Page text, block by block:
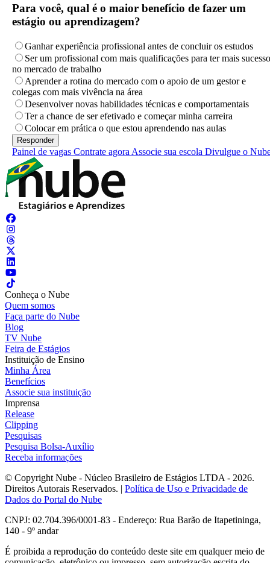
Para você, qual é o maior benefício de fazer um
estágio ou aprendizagem?
Ganhar experiência profissional antes de concluir os estudos
Ser um profissional com mais qualificações para ter mais sucesso
no mercado de trabalho
Aprender a rotina do mercado com o apoio de um gestor e
colegas com mais vivência na área
Desenvolver novas habilidades técnicas e comportamentais
Ter a chance de ser efetivado e começar minha carreira
Colocar em prática o que estou aprendendo nas aulas
Painel de vagas Contrate agora Associe sua escola Divulgue o
Conheça o Nube
Quem somos
Faça parte do Nube
Blog
TV Nube
Feira de Estágios
Instituição de Ensino
Minha Área
Benefícios
Associe sua instituição
Imprensa
Release
Clipping
Pesquisas
Pesquisa Bolsa-Auxílio
Receba informações
© Copyright Nube - Núcleo Brasileiro de Estágios LTDA - 2026.
Direitos Autorais Reservados. | Política de Uso e Privacidade de
Dados do Portal do Nube
CNPJ: 02.704.396/0001-83 - Endereço: Rua Barão de Itapetininga,
140 - 9º andar
É proibida a reprodução do conteúdo deste site em qualquer meio de